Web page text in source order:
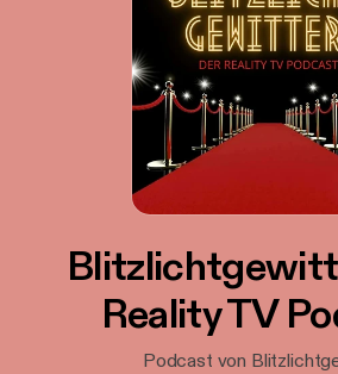
Reality TV
Podcast von